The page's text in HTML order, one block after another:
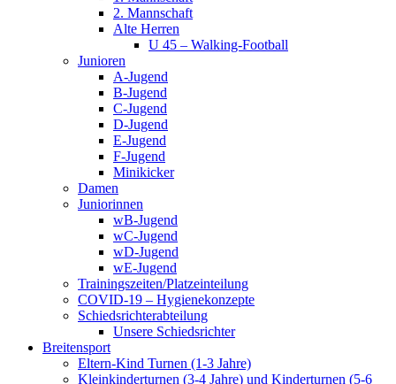
2. Mannschaft
Alte Herren
U 45 – Walking-Football
Junioren
A-Jugend
B-Jugend
C-Jugend
D-Jugend
E-Jugend
F-Jugend
Minikicker
Damen
Juniorinnen
wB-Jugend
wC-Jugend
wD-Jugend
wE-Jugend
Trainingszeiten/Platzeinteilung
COVID-19 – Hygienekonzepte
Schiedsrichterabteilung
Unsere Schiedsrichter
Breitensport
Eltern-Kind Turnen (1-3 Jahre)
Kleinkinderturnen (3-4 Jahre) und Kinderturnen (5-6